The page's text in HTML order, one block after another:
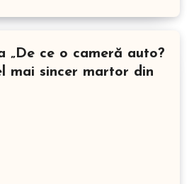
„De ce o cameră auto?
mai sincer martor din